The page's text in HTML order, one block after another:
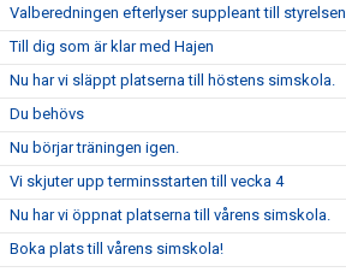
Valberedningen efterlyser suppleant till styrelsen
Till dig som är klar med Hajen
Nu har vi släppt platserna till höstens simskola.
Du behövs
Nu börjar träningen igen.
Vi skjuter upp terminsstarten till vecka 4
Nu har vi öppnat platserna till vårens simskola.
Boka plats till vårens simskola!